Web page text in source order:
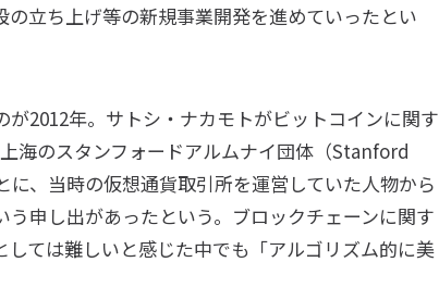
立ち上げ等の新規事業開発を進めていったとい
2012年。サトシ・ナカモトがビットコインに関す
海のスタンフォードアルムナイ団体（Stanford
、当時の仮想通貨取引所を運営していた人物から
う申し出があったという。ブロックチェーンに関す
ては難しいと感じた中でも「アルゴリズム的に美